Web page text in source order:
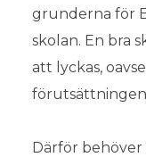
grunderna för
skolan. En bra
att lyckas,
Därför